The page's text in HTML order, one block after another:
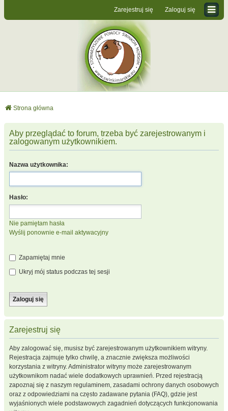
Zaloguj się
Zarejestruj się
Strona główna
Aby przeglądać to forum, trzeba być zarejestrowanym i
zalogowanym użytkownikiem.
Nazwa użytkownika:
Hasło:
Nie pamiętam hasła
Wyślij ponownie e-mail aktywacyjny
Zapamiętaj mnie
Ukryj mój status podczas tej sesji
Zarejestruj się
Aby zalogować się, musisz być zarejestrowanym użytkownikiem witryny.
Rejestracja zajmuje tylko chwilę, a znacznie zwiększa możliwości
korzystania z witryny. Administrator witryny może zarejestrowanym
użytkownikom nadać wiele dodatkowych uprawnień. Przed rejestracją
zapoznaj się z naszym regulaminem, zasadami ochrony danych osobowych
oraz z odpowiedziami na często zadawane pytania (FAQ), gdzie jest
wyjaśnionych wiele podstawowych zagadnień dotyczących funkcjonowania